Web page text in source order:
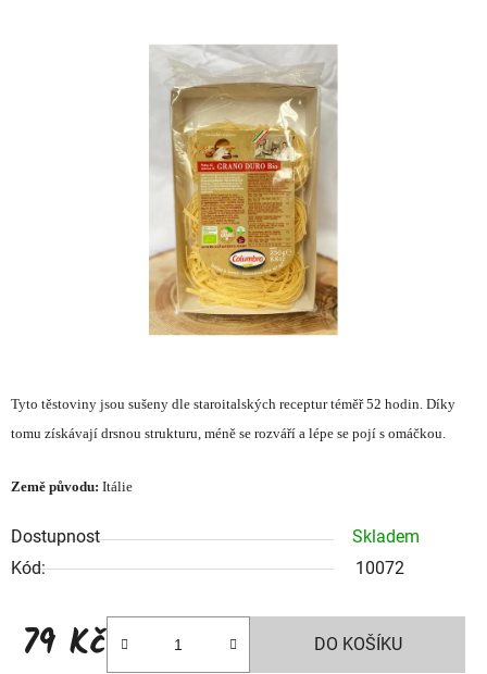
Tyto těstoviny jsou sušeny dle staroitalských receptur téměř 52 hodin. Díky
tomu získávají drsnou strukturu, méně se rozváří a lépe se pojí s omáčkou.
Země původu: Itálie
Dostupnost
Skladem
Kód:
10072
79 Kč DO KOŠÍKU